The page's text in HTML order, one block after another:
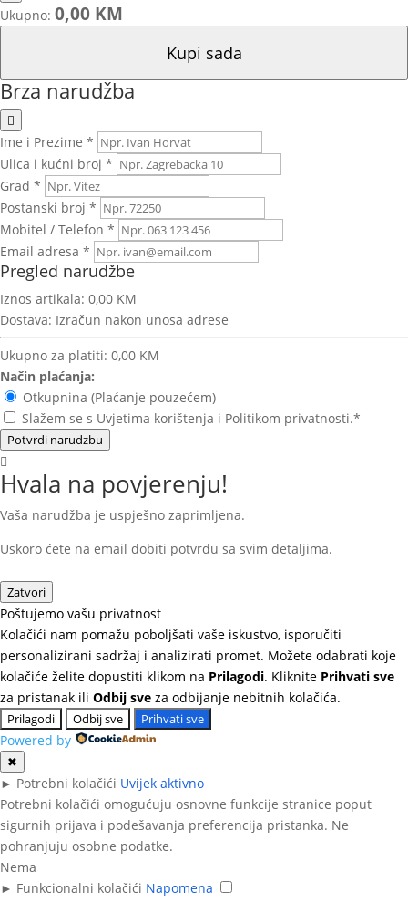
Ukupno: 0,00 KM
Kupi sada
Brza narudžba
Ime i Prezime *
Ulica i kućni broj *
Grad *
Postanski broj *
Mobitel / Telefon *
Email adresa *
Pregled narudžbe
Iznos artikala: 0,00 KM
Dostava: Izračun nakon unosa adrese
Ukupno za platiti: 0,00 KM
Način plaćanja:
Otkupnina (Plaćanje pouzećem)
Slažem se s Uvjetima korištenja i Politikom privatnosti.*
Potvrdi narudzbu
Hvala na povjerenju!
Vaša narudžba je uspješno zaprimljena.
Uskoro ćete na email dobiti potvrdu sa svim detaljima.
Zatvori
Poštujemo vašu privatnost
Kolačići nam pomažu poboljšati vaše iskustvo, isporučiti
personalizirani sadržaj i analizirati promet. Možete odabrati koje
kolačiće želite dopustiti klikom na Prilagodi. Kliknite Prihvati sve
za pristanak ili Odbij sve za odbijanje nebitnih kolačića.
Prilagodi Odbij sve Prihvati sve
Powered by
✖
► Potrebni kolačići Uvijek aktivno
Potrebni kolačići omogućuju osnovne funkcije stranice poput
sigurnih prijava i podešavanja preferencija pristanka. Ne
pohranjuju osobne podatke.
Nema
► Funkcionalni kolačići Napomena